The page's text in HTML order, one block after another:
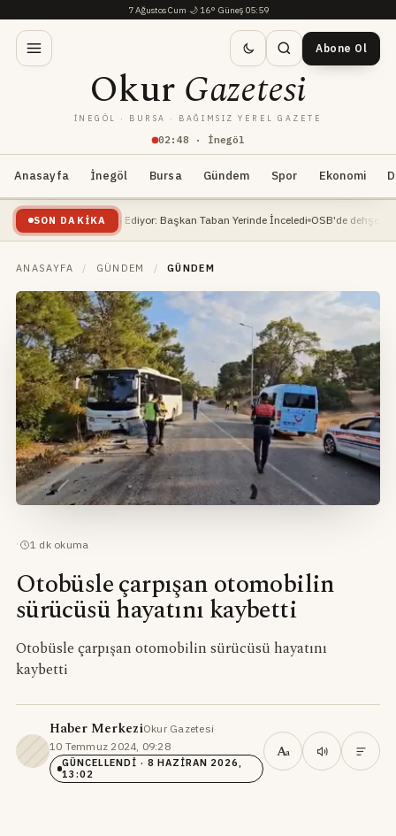
7 Ağustos Cum·🌙 16°·Güneş 05:59
02 : 48 · İnegöl
OkurGazetesi
İNEGÖL · BURSA · BAĞIMSIZ YEREL GAZETE
Abone Ol
Anasayfa İnegöl Bursa Gündem Spor Ekonomi
SON DAKIKA
İnşaatı Devam Ediyor: Başkan Taban Yerinde İnceledi OSB'de dehşet... İnşaat
ANASAYFA / GÜNDEM / GÜNDEM
· 1 dk okuma
Otobüsle çarpışan otomobilin
sürücüsü hayatını kaybetti
Otobüsle çarpışan otomobilin sürücüsü hayatını
kaybetti
Haber MerkeziOkur Gazetesi·
10 Temmuz 2024, 09:28·
GÜNCELLENDI · 8 HAZIRAN 2026,
13:02
Aa